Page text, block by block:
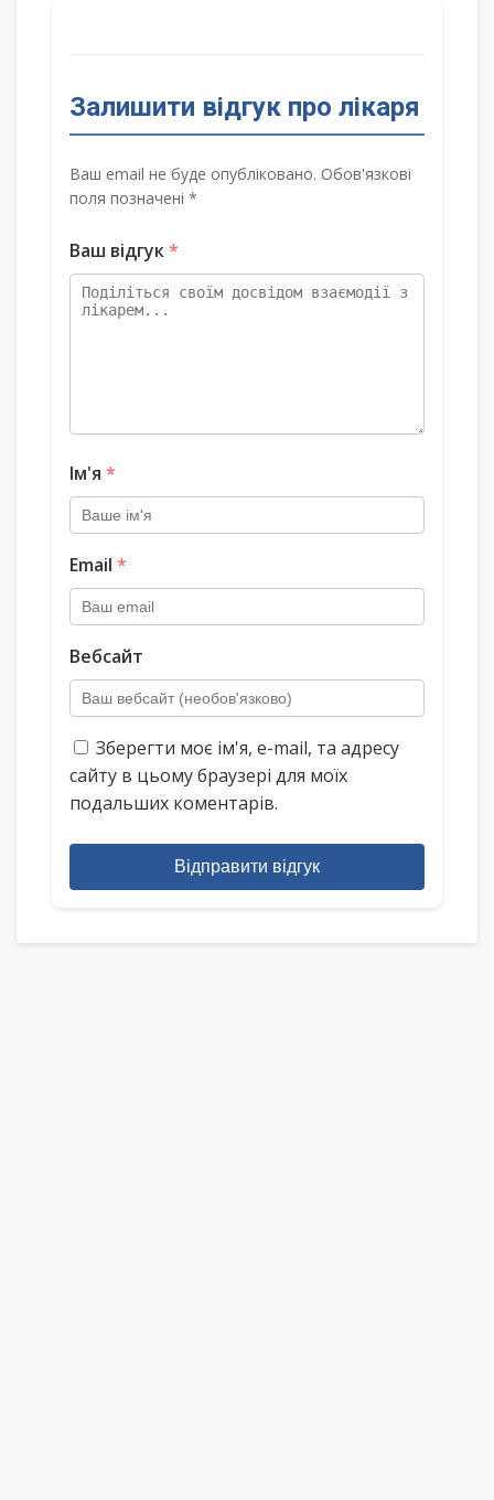
Залишити відгук про лікаря
Ваш email не буде опубліковано. Обов'язкові
поля позначені *
Ваш відгук*
Ім'я *
Email *
Вебсайт
Зберегти моє ім'я, e-mail, та адресу
сайту в цьому браузері для моїх
подальших коментарів.
Відправити відгук